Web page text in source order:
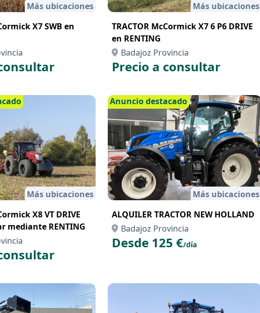
Más ubicaciones
X7 SWB en
Más ubicaciones
TRACTOR McCormick X7 6 P6 DRIVE
en RENTING
Badajoz Provincia
Precio a consultar
Más ubicaciones
X8 VT DRIVE
mediante RENTING
Anuncio destacado
Más ubicaciones
ALQUILER TRACTOR NEW HOLLAND
Badajoz Provincia
Desde 125 €/día